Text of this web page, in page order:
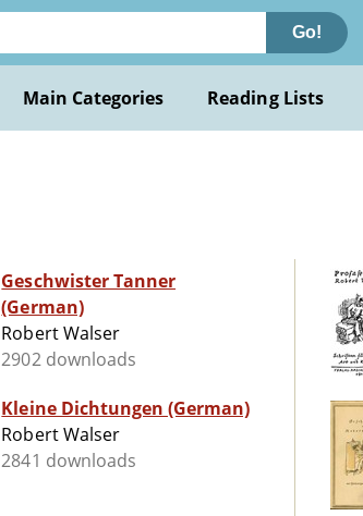
Go!
Main Categories Reading Lists
Geschwister Tanner
(German)
Robert Walser
2902 downloads
Kleine Dichtungen (German)
Robert Walser
2841 downloads